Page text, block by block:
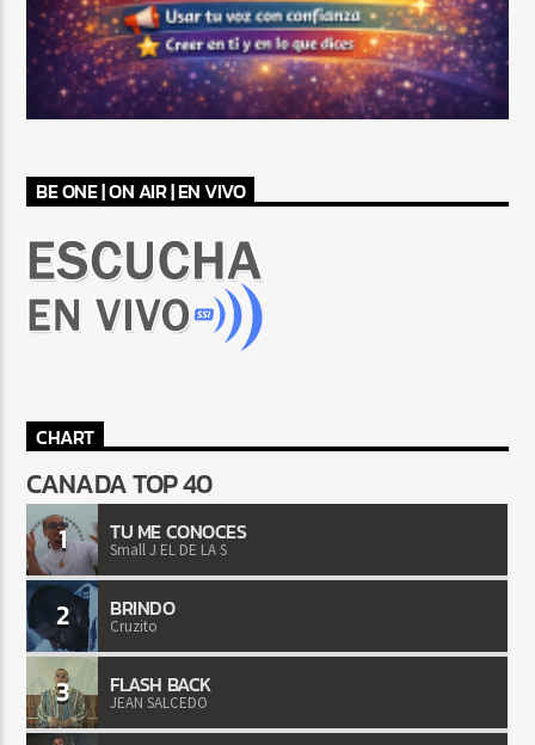
BE ONE | ON AIR | EN VIVO
CHART
CANADA TOP 40
1 TU ME CONOCES
Small J EL DE LA S
2 BRINDO
Cruzito
3 FLASH BACK
JEAN SALCEDO